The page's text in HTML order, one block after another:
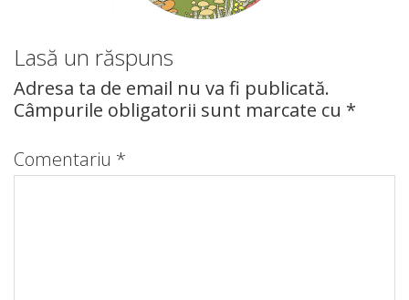
Lasă un răspuns
Adresa ta de email nu va fi publicată.
Câmpurile obligatorii sunt marcate cu *
Comentariu *